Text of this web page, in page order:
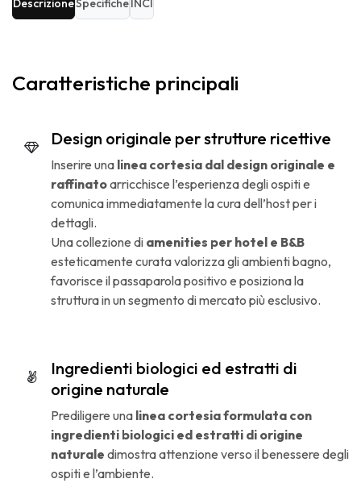
Caratteristiche principali
Design originale per strutture ricettive
Inserire una linea cortesia dal design originale e
raffinatoarricchisce l’esperienza degli ospiti e
comunica immediatamente la cura dell’host per i
dettagli.
Una collezione di amenities per hotel e B&B
esteticamente curata valorizza gli ambienti bagno,
favorisce il passaparola positivo e posiziona la
struttura in un segmento di mercato più esclusivo.
Ingredienti biologici ed estratti di
origine naturale
Prediligere una linea cortesia formulata con
ingredienti biologici ed estratti di origine
naturale dimostra attenzione verso il benessere degli
ospiti e l’ambiente.